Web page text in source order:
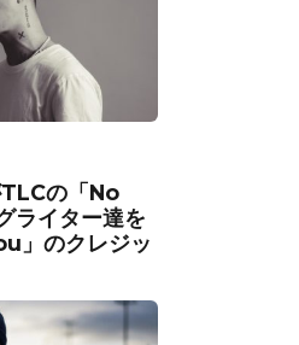
の「No
ライター達を
」のクレジッ